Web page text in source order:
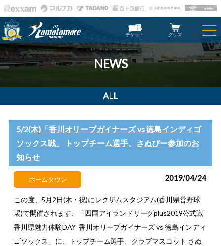
チケット グッズ
NEWS
ALL
5/2(木)「香川オリーブガイナーズ vs 徳島インディゴ
ソックス戦」 トップチーム選手、さぬぴー参加のお
知らせ
ホームタウン 2019/04/24
この度、5月2日(木・祝)にレクザムスタジアム(香川県営野球
場)で開催されます、「四国アイランドリーグplus2019公式戦
香川県魅力体験DAY 香川オリーブガイナーズ vs 徳島インディ
ゴソックス」に、トップチーム選手、クラブマスコット さぬ